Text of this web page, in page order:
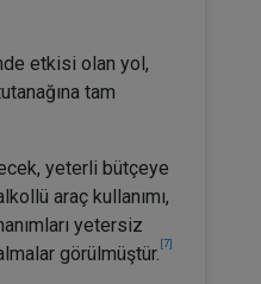
etkisi olan yol,
tam
yeterli bütçeye
araç kullanımı,
yetersiz
görülmüştür. [7]